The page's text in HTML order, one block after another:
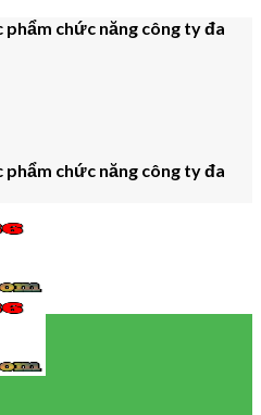
chức năng công ty đa
chức năng công ty đa